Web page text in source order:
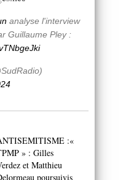
analyse l'interview
Guillaume Pley :
:«
» : Gilles
et Matthieu
poursuivis